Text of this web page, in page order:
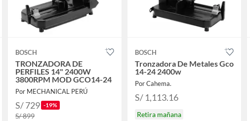
BOSCH
TRONZADORA DE
PERFILES 14" 2400W
3800RPM MOD GCO14-24
Por MECHANICAL PERÚ
S/ 729 -19%
S/ 899
BOSCH
Tronzadora De Metales Gco
14-24 2400w
Por Cahema.
S/ 1,113.16
Retira mañana